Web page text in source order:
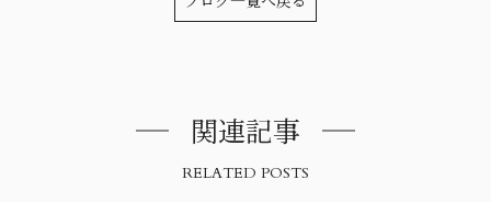
関連記事
RELATED POSTS